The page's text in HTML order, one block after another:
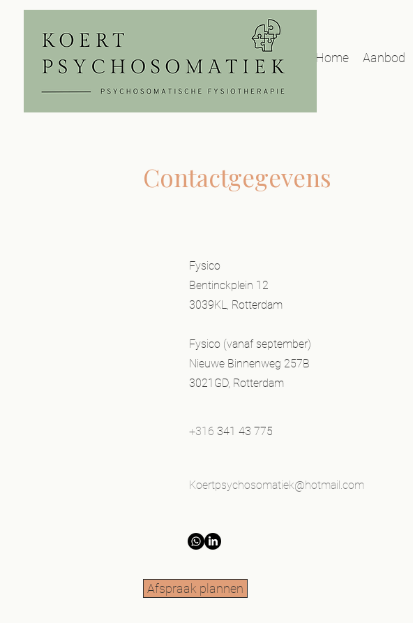
Home Aanbod
Contactgegevens
Fysico
Bentinckplein 12
3039KL, Rotterdam
Fysico (vanaf september)
Nieuwe Binnenweg 257B
3021GD, Rotterdam
+316 341 43 775
Koertpsychosomatiek@hotmail.com
Afspraak plannen